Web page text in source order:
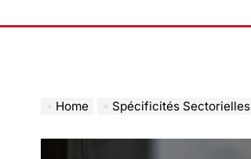
Home Spécificités Sectorielles